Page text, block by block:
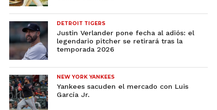
DETROIT TIGERS
Justin Verlander pone fecha al adiós: el
legendario pitcher se retirará tras la
temporada 2026
NEW YORK YANKEES
Yankees sacuden el mercado con Luis
García Jr.